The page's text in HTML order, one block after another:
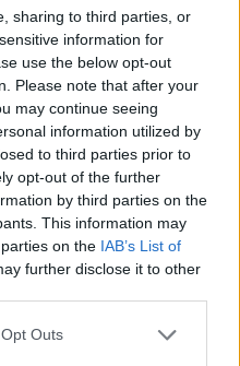
sharing to third parties, or
information for
use the below opt-out
Please note that after your
may continue seeing
information utilized by
to third parties prior to
opt-out of the further
by third parties on the
This information may
on the IAB’s List of
further disclose it to other
Outs
gewin was
door dominante
werd er
kon niets vinden